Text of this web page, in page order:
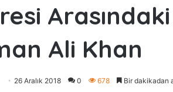
Ali Khan
26 Aralık 2018 0 678 Bir dakikadan